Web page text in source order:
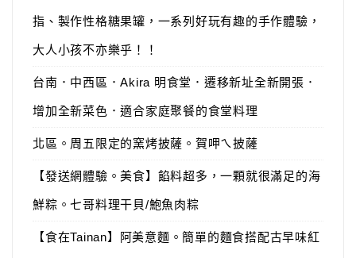
指、製作性格糖果罐，一系列好玩有趣的手作體驗，
大人小孩不亦樂乎！！
台南．中西區．Akira 明食堂．遷移新址全新開張．
增加全新菜色．適合家庭聚餐的食堂料理
北區。周五限定的窯烤披薩。賀呷ㄟ披薩
【發送網體驗。美食】餡料超多，一顆就很滿足的海
鮮粽。七哥料理干貝/鮑魚肉粽
【食在Tainan】阿美意麵。簡單的麵食搭配古早味紅